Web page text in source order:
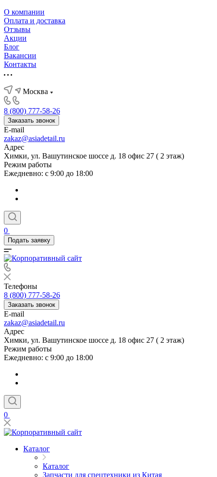
О компании
Оплата и доставка
Отзывы
Акции
Блог
Вакансии
Контакты
Москва
8 (800) 777-58-26
Заказать звонок
E-mail
zakaz@asiadetail.ru
Адрес
Химки, ул. Вашутинское шоссе д. 18 офис 27 ( 2 этаж)
Режим работы
Ежедневно: с 9:00 до 18:00
0
Подать заявку
Телефоны
8 (800) 777-58-26
Заказать звонок
E-mail
zakaz@asiadetail.ru
Адрес
Химки, ул. Вашутинское шоссе д. 18 офис 27 ( 2 этаж)
Режим работы
Ежедневно: с 9:00 до 18:00
0
Каталог
Каталог
Запчасти для спецтехники из Китая